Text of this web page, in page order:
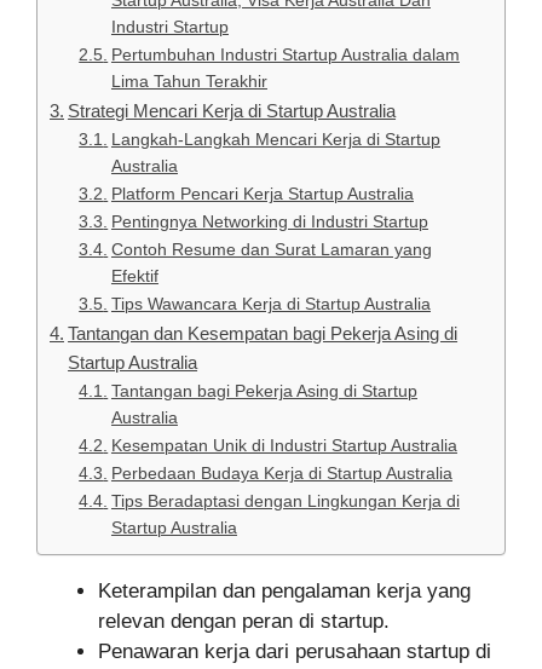
Industri Startup
Pertumbuhan Industri Startup Australia dalam
Lima Tahun Terakhir
Strategi Mencari Kerja di Startup Australia
Langkah-Langkah Mencari Kerja di Startup
Australia
Platform Pencari Kerja Startup Australia
Pentingnya Networking di Industri Startup
Contoh Resume dan Surat Lamaran yang
Efektif
Tips Wawancara Kerja di Startup Australia
Tantangan dan Kesempatan bagi Pekerja Asing di
Startup Australia
Tantangan bagi Pekerja Asing di Startup
Australia
Kesempatan Unik di Industri Startup Australia
Perbedaan Budaya Kerja di Startup Australia
Tips Beradaptasi dengan Lingkungan Kerja di
Startup Australia
Keterampilan dan pengalaman kerja yang
relevan dengan peran di startup.
Penawaran kerja dari perusahaan startup di